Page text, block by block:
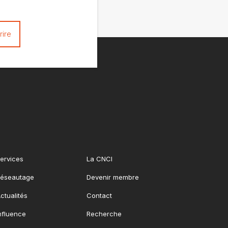
La CNCI
Devenir membre
Contact
Recherche